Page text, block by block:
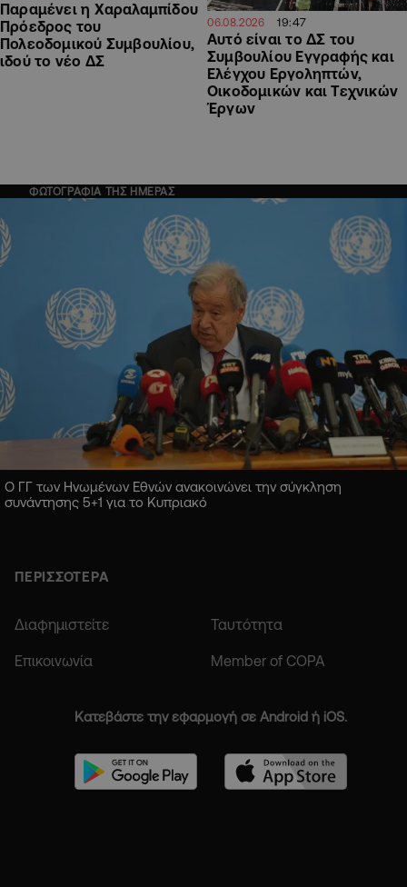
Παραμένει η Χαραλαμπίδου
Πρόεδρος του
Πολεοδομικού Συμβουλίου,
ιδού το νέο ΔΣ
06.08.2026 19:47
Αυτό είναι το ΔΣ του
Συμβουλίου Εγγραφής και
Ελέγχου Εργοληπτών,
Οικοδομικών και Τεχνικών
Έργων
ΦΩΤΟΓΡΑΦΙΑ ΤΗΣ ΗΜΕΡΑΣ
Ο ΓΓ των Ηνωμένων Εθνών ανακοινώνει την σύγκληση
συνάντησης 5+1 για το Κυπριακό
ΠΕΡΙΣΣΟΤΕΡΑ
Διαφημιστείτε Ταυτότητα
Επικοινωνία Member of COPA
Κατεβάστε την εφαρμογή σε Android ή iOS.